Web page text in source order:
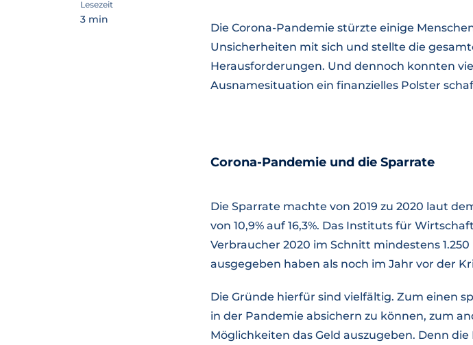
Lesezeit
3 min
Die Corona-Pandemie stürzte einige
Unsicherheiten mit sich und stellte die
Herausforderungen. Und dennoch konnten
Ausnamesituation ein finanzielles Polster
Corona-Pandemie und die Sparrate
Die Sparrate machte von 2019 zu 2020 laut
von 10,9% auf 16,3%. Das Instituts für
Verbraucher 2020 im Schnitt mindestens
ausgegeben haben als noch im Jahr vor der
Die Gründe hierfür sind vielfältig. Zum einen
in der Pandemie absichern zu können, zum
Möglichkeiten das Geld auszugeben. Denn